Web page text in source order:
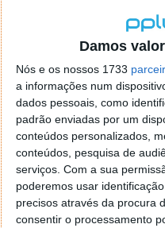
Damos
Nós e os nossos 1733
a informações num
dados pessoais, como
padrão enviadas por um
conteúdos personalizados,
conteúdos, pesquisa de
serviços. Com a sua
poderemos usar
precisos através da procura
consentir o processamento
Crédito: